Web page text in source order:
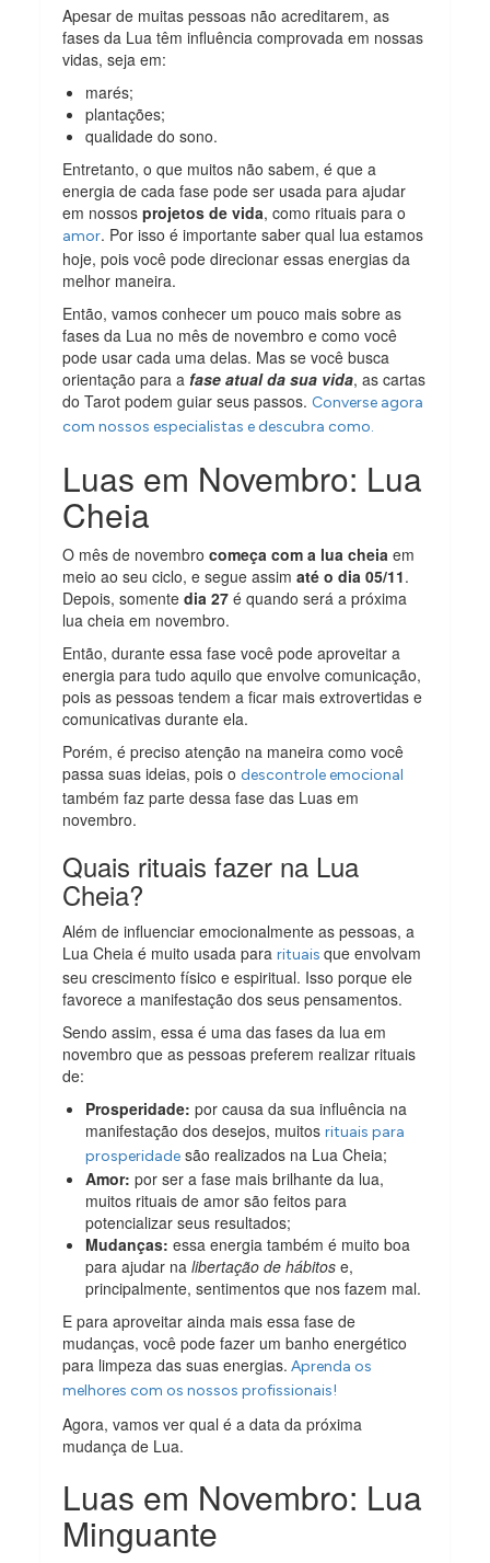
Apesar de muitas pessoas não acreditarem, as
fases da Lua têm influência comprovada em nossas
vidas, seja em:
marés;
plantações;
qualidade do sono.
Entretanto, o que muitos não sabem, é que a
energia de cada fase pode ser usada para ajudar
em nossosprojetos de vida, como rituais para o
amor. Por isso é importante saber qual lua estamos
hoje, pois você pode direcionar essas energias da
melhor maneira.
Então, vamos conhecer um pouco mais sobre as
fases da Lua no mês de novembro e como você
pode usar cada uma delas. Mas se você busca
orientação para a fase atual da sua vida, as cartas
do Tarot podem guiar seus passos. Converse agora
com nossos especialistas e descubra como.
Luas em Novembro: Lua
Cheia
O mês de novembrocomeça com a lua cheia em
meio ao seu ciclo, e segue assimaté o dia 05/11.
Depois, somentedia 27 é quando será a próxima
lua cheia em novembro.
Então, durante essa fase você pode aproveitar a
energia para tudo aquilo que envolve comunicação,
pois as pessoas tendem a ficar mais extrovertidas e
comunicativas durante ela.
Porém, é preciso atenção na maneira como você
passa suas ideias, pois odescontrole emocional
também faz parte dessa fase das Luas em
novembro.
Quais rituais fazer na Lua
Cheia?
Além de influenciar emocionalmente as pessoas, a
Lua Cheia é muito usada pararituaisque envolvam
seu crescimento físico e espiritual. Isso porque ele
favorece a manifestação dos seus pensamentos.
Sendo assim, essa é uma das fases da lua em
novembro que as pessoas preferem realizar rituais
de:
Prosperidade: por causa da sua influência na
manifestação dos desejos, muitosrituais para
prosperidade são realizados na Lua Cheia;
Amor: por ser a fase mais brilhante da lua,
muitos rituais de amor são feitos para
potencializar seus resultados;
Mudanças: essa energia também é muito boa
para ajudar nalibertação de hábitos e,
principalmente, sentimentos que nos fazem mal.
E para aproveitar ainda mais essa fase de
mudanças, você pode fazer um banho energético
para limpeza das suas energias. Aprenda os
melhores com os nossos profissionais!
Agora, vamos ver qual é a data da próxima
mudança de Lua.
Luas em Novembro: Lua
Minguante